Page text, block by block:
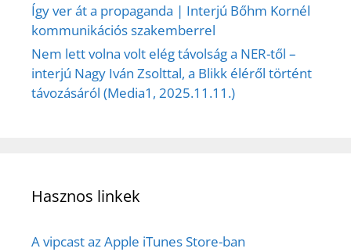
Így ver át a propaganda | Interjú Bőhm Kornél
kommunikációs szakemberrel
Nem lett volna volt elég távolság a NER-től –
interjú Nagy Iván Zsolttal, a Blikk éléről történt
távozásáról (Media1, 2025.11.11.)
Hasznos linkek
A vipcast az Apple iTunes Store-ban